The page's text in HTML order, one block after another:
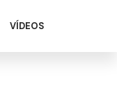
VÍDEOS